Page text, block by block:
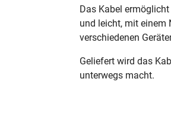
Das Kabel
und leicht, mit einem
verschiedenen
Geliefert wird das
unterwegs macht.